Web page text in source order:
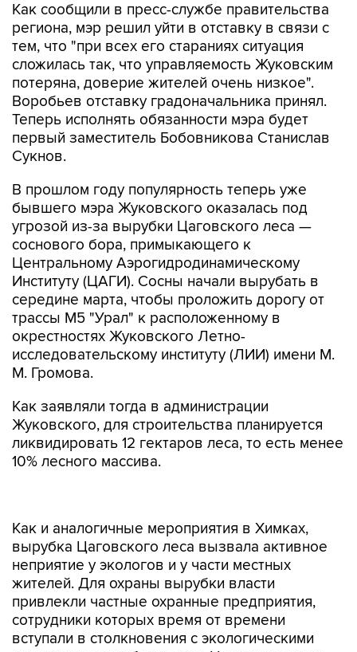
Как сообщили в пресс-службе правительства
региона, мэр решил уйти в отставку в связи с
тем, что "при всех его стараниях ситуация
сложилась так, что управляемость Жуковским
потеряна, доверие жителей очень низкое".
Воробьев отставку градоначальника принял.
Теперь исполнять обязанности мэра будет
первый заместитель Бобовникова Станислав
Сукнов.
В прошлом году популярность теперь уже
бывшего мэра Жуковского оказалась под
угрозой из-за вырубки Цаговского леса —
соснового бора, примыкающего к
Центральному Аэрогидродинамическому
Институту (ЦАГИ). Сосны начали вырубать в
середине марта, чтобы проложить дорогу от
трассы М5 "Урал" к расположенному в
окрестностях Жуковского Летно-
исследовательскому институту (ЛИИ) имени М.
М. Громова.
Как заявляли тогда в администрации
Жуковского, для строительства планируется
ликвидировать 12 гектаров леса, то есть менее
10% лесного массива.
неприятие у экологов и у части местных
жителей. Для охраны вырубки власти
привлекли частные охранные предприятия,
сотрудники которых время от времени
вступали в столкновения с экологическими
активистами, разбившими в Цаговском лесу
лагерь.